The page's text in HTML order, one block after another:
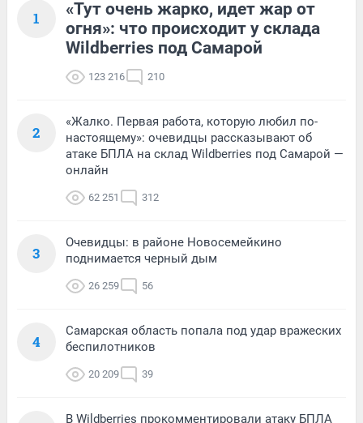
1
«Тут очень жарко, идет жар от
огня»: что происходит у склада
Wildberries под Самарой
123 216 210
2
«Жалко. Первая работа, которую любил по-
настоящему»: очевидцы рассказывают об
атаке БПЛА на склад Wildberries под Самарой —
онлайн
62 251 312
3
Очевидцы: в районе Новосемейкино
поднимается черный дым
26 259 56
4
Самарская область попала под удар вражеских
беспилотников
20 209 39
В Wildberries прокомментировали атаку БПЛА